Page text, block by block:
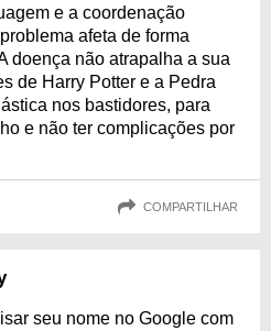
e a coordenação
afeta de forma
doença não atrapalha a sua
de Harry Potter e a Pedra
nos bastidores, para
e não ter complicações por
COMPARTILHAR
seu nome no Google com